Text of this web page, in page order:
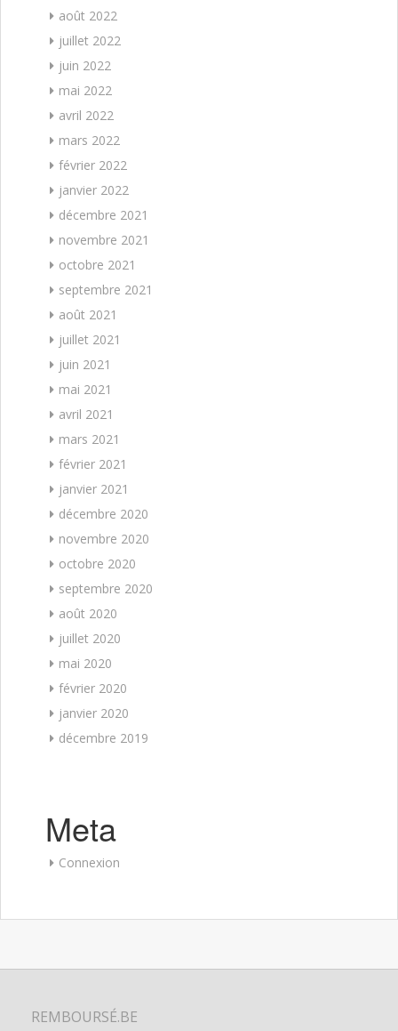
août 2022
juillet 2022
juin 2022
mai 2022
avril 2022
mars 2022
février 2022
janvier 2022
décembre 2021
novembre 2021
octobre 2021
septembre 2021
août 2021
juillet 2021
juin 2021
mai 2021
avril 2021
mars 2021
février 2021
janvier 2021
décembre 2020
novembre 2020
octobre 2020
septembre 2020
août 2020
juillet 2020
mai 2020
février 2020
janvier 2020
décembre 2019
Meta
Connexion
REMBOURSÉ.BE